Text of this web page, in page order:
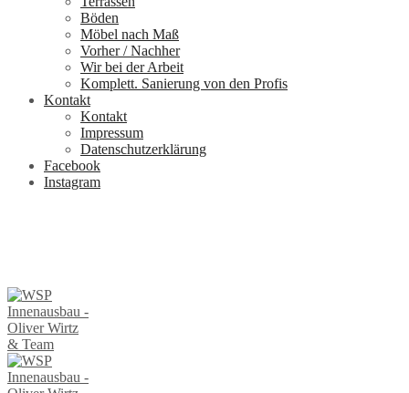
Böden
Möbel nach Maß
Vorher / Nachher
Wir bei der Arbeit
Komplett. Sanierung von den Profis
Kontakt
Kontakt
Impressum
Datenschutzerklärung
Facebook
Instagram